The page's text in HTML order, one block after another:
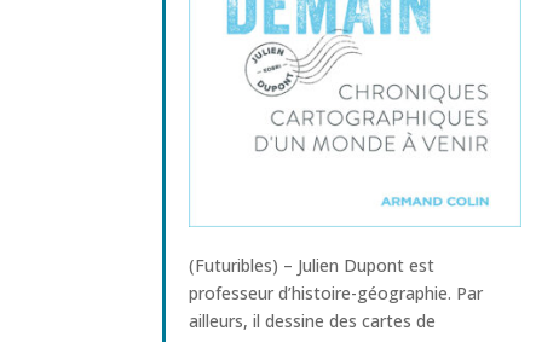
(Futuribles) – Julien Dupont est
professeur d’histoire-géographie. Par
ailleurs, il dessine des cartes de